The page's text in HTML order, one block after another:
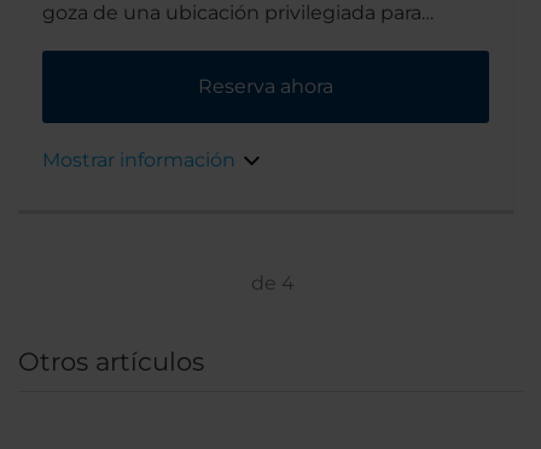
goza de una ubicación privilegiada para
internacional Benito Juárez de Ciudad de
México, a tan solo un corto recorrido en
El edificio circular, elegante y moderno se
Reserva ahora
Mostrar información
de 4
Otros artículos